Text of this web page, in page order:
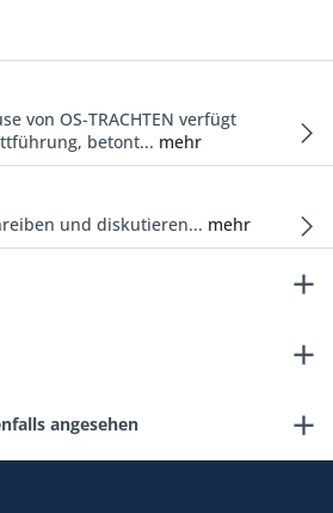
von OS-TRACHTEN verfügt
betont... mehr
und diskutieren... mehr
angesehen